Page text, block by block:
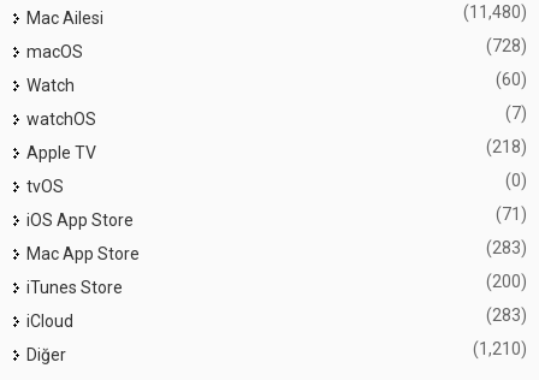
Mac Ailesi (11,480)
macOS (728)
Watch (60)
watchOS (7)
Apple TV (218)
tvOS (0)
iOS App Store (71)
Mac App Store (283)
iTunes Store (200)
iCloud (283)
Diğer (1,210)